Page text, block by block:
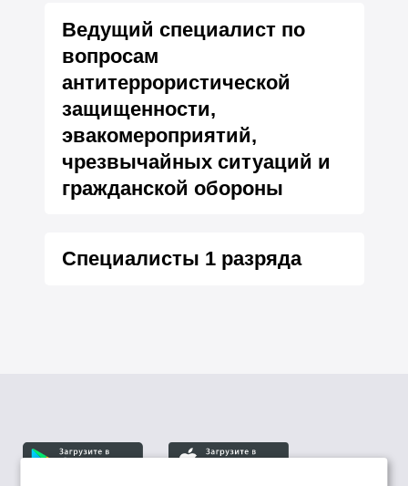
Ведущий специалист по
вопросам
антитеррористической
защищенности,
эвакомероприятий,
чрезвычайных ситуаций и
гражданской обороны
Специалисты 1 разряда